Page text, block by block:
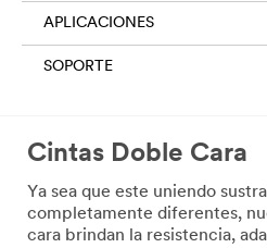
APLICACIONES
SOPORTE
Cintas Doble Cara
Ya sea que este uniendo
completamente diferentes,
cara brindan la resistencia,